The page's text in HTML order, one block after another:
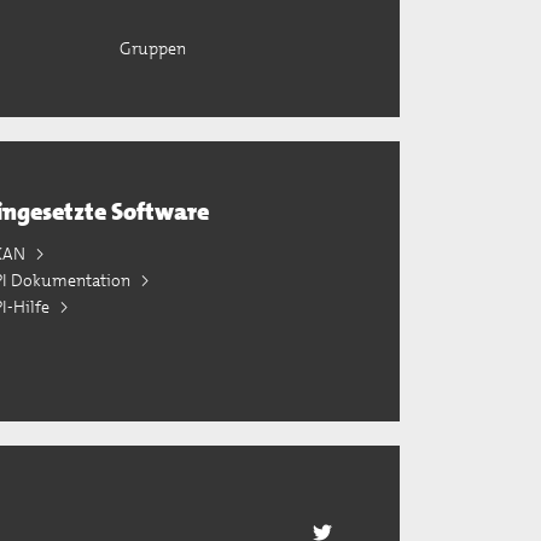
Gruppen
Software
Dokumentation
Hilfe